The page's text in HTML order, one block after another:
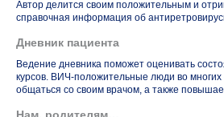
Автор делится своим положительным и
справочная информация об
Дневник пациента
Ведение дневника поможет оценивать
курсов. ВИЧ-положительные люди во многих
общаться со своим врачом, а также